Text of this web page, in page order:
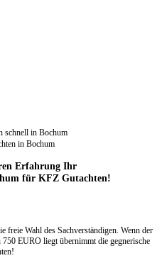
Erfahrung Ihr
für KFZ Gutachten!
freie Wahl des Sachverständigen. Wenn der
750 EURO liegt übernimmt die gegnerische